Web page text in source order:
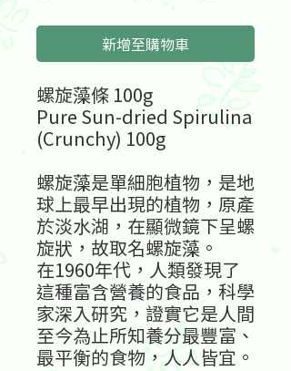
新增至購物車
螺旋藻條 100g
Pure Sun-dried Spirulina
(Crunchy) 100g
螺旋藻是單細胞植物，是地
球上最早出現的植物，原產
於淡水湖，在顯微鏡下呈螺
旋狀，故取名螺旋藻。
在1960年代，人類發現了
這種富含營養的食品，科學
家深入研究，證實它是人間
至今為止所知養分最豐富、
最平衡的食物，人人皆宜。